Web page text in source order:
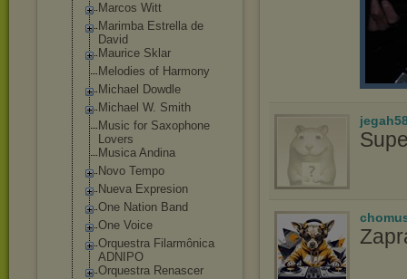
Marcos Witt
Marimba Estrella de
David
Maurice Sklar
Melodies of Harmony
Michael Dowdle
Michael W. Smith
Music for Saxophone
Lovers
Musica Andina
Novo Tempo
Nueva Expresion
One Nation Band
One Voice
Orquestra Filarmônica
ADNIPO
Orquestra Renascer